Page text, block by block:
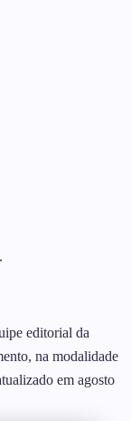
editorial da
na modalidade
em agosto